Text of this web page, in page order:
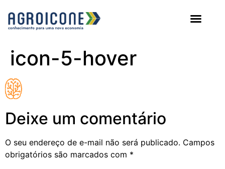
icon-5-hover
Deixe um comentário
O seu endereço de e-mail não será publicado. Campos
obrigatórios são marcados com *